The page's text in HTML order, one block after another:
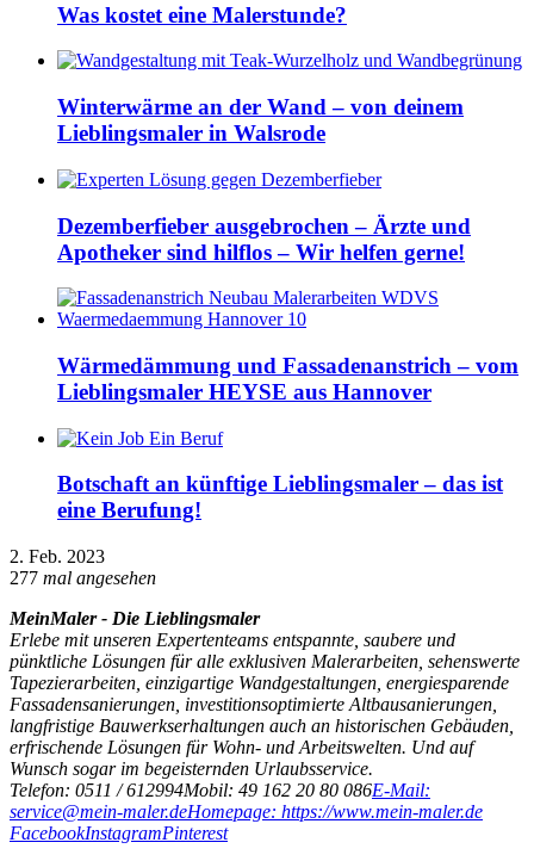
Was kostet eine Malerstunde?
Winterwärme an der Wand – von deinem
Lieblingsmaler in Walsrode
Dezemberfieber ausgebrochen – Ärzte und
Apotheker sind hilflos – Wir helfen gerne!
Wärmedämmung und Fassadenanstrich – vom
Lieblingsmaler HEYSE aus Hannover
Botschaft an künftige Lieblingsmaler – das ist
eine Berufung!
2. Feb. 2023
277 mal angesehen
MeinMaler - Die Lieblingsmaler
Erlebe mit unseren Expertenteams entspannte, saubere und
pünktliche Lösungen für alle exklusiven Malerarbeiten, sehenswerte
Tapezierarbeiten, einzigartige Wandgestaltungen, energiesparende
Fassadensanierungen, investitionsoptimierte Altbausanierungen,
langfristige Bauwerkserhaltungen auch an historischen Gebäuden,
erfrischende Lösungen für Wohn- und Arbeitswelten. Und auf
Wunsch sogar im begeisternden Urlaubsservice.
Telefon: 0511 / 612994Mobil: 49 162 20 80 086E-Mail:
service@mein-maler.deHomepage: https://www.mein-maler.de
FacebookInstagramPinterest